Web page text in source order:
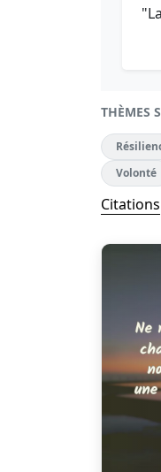
THÈMES
Volonté
Citations